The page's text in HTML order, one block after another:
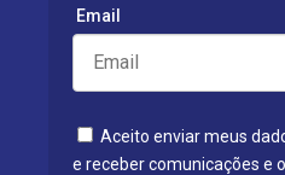
Email
Aceito enviar meus
e receber comunicações e